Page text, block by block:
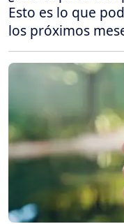
Esto es lo que
los próximos